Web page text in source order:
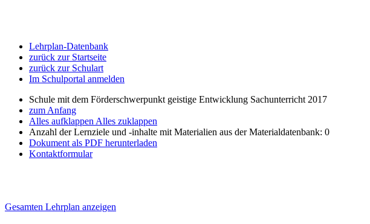
Lehrplan-Datenbank
zurück zur Startseite
zurück zur Schulart
Im Schulportal anmelden
Schule mit dem Förderschwerpunkt geistige Entwicklung Sachunterricht 2017
zum Anfang
Alles aufklappen Alles zuklappen
Anzahl der Lernziele und -inhalte mit Materialien aus der Materialdatenbank: 0
Dokument als PDF herunterladen
Kontaktformular
Gesamten Lehrplan anzeigen